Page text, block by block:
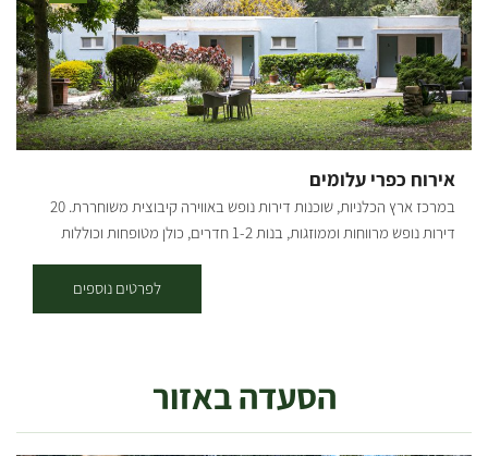
למסלול הארוך הכחול. המסלול עובר במישורים, נופי שדות, קירות לס
גבוהים ולאורך ערוץ נחל גרר. בהמשך המסלול קרדיט צילום: אילן שחם
מפה: *המידע מתוך אתרים לה מדווש ומסלולי אופניים בשטח עם קק"ל
אירוח כפרי עלומים
במרכז ארץ הכלניות, שוכנות דירות נופש באווירה קיבוצית משוחררת. 20
דירות נופש מרווחות וממוזגות, בנות 1-2 חדרים, כולן מטופחות וכוללות
ומוקפות בנוי מיוחד ומטופח, מדשאות, פרחים ופינות חמד רבות. ארוחות
בכשרות מהודרת מוגשות בחדר האוכל בקיבוץ. האירוח מתאים לקהל דתי,
נפרדות וכן אולם התכנסות ומשחקייה לילדים. במקום חניות לנכים, שבילים
מרווחים ושירותי נכים עם מאחזים. ישנן דירות מונגשות לנכים, וכך גם בית
לפרטים נוספים
הסעדה באזור